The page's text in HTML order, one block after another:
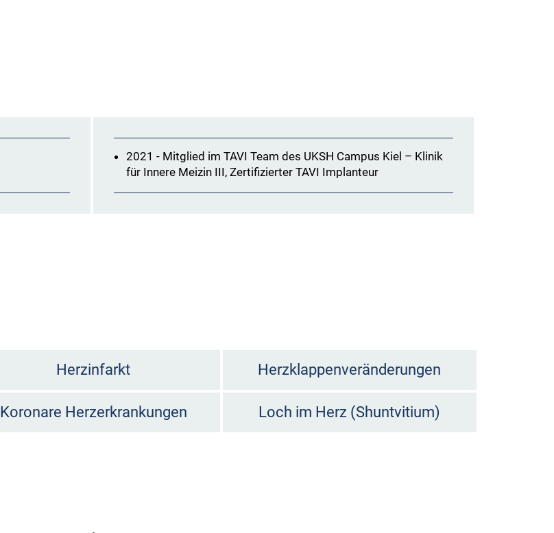
2021 - Mitglied im TAVI Team des UKSH Campus Kiel – Klinik
für Innere Meizin III, Zertifizierter TAVI Implanteur
Herzinfarkt Herzklappenveränderungen
Koronare Herzerkrankungen Loch im Herz (Shuntvitium)